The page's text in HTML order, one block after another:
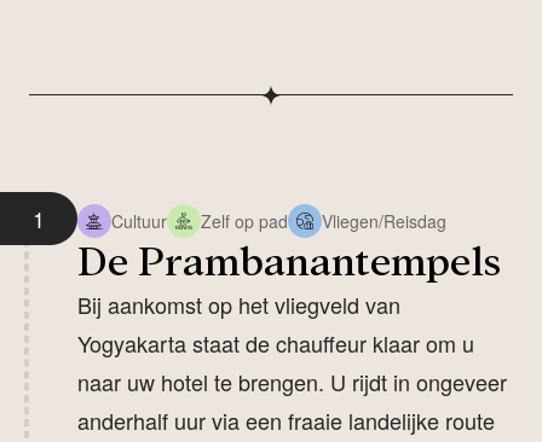
1 Cultuur Zelf op pad Vliegen/Reisdag
De Prambanantempels
Bij aankomst op het vliegveld van
Yogyakarta staat de chauffeur klaar om u
naar uw hotel te brengen. U rijdt in ongeveer
anderhalf uur via een fraaie landelijke route